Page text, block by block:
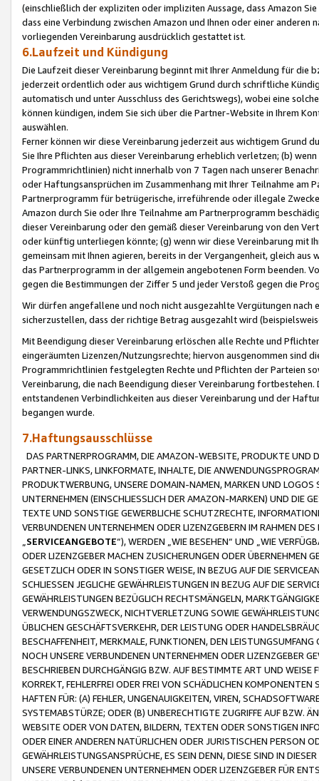
(einschließlich der expliziten oder impliziten Aussage, dass Amazon
dass eine Verbindung zwischen Amazon und Ihnen oder einer
vorliegenden Vereinbarung ausdrücklich gestattet ist.
6.Laufzeit und Kündigung
Die Laufzeit dieser Vereinbarung beginnt mit Ihrer Anmeldung für die
jederzeit ordentlich oder aus wichtigem Grund durch schriftliche
automatisch und unter Ausschluss des Gerichtswegs), wobei eine
können kündigen, indem Sie sich über die Partner-Website in Ihrem
auswählen.
Ferner können wir diese Vereinbarung jederzeit aus wichtigem Grund
Sie Ihre Pflichten aus dieser Vereinbarung erheblich verletzen; (b)
Programmrichtlinien) nicht innerhalb von 7 Tagen nach unserer
oder Haftungsansprüchen im Zusammenhang mit Ihrer Teilnahme am
Partnerprogramm für betrügerische, irreführende oder illegale
Amazon durch Sie oder Ihre Teilnahme am Partnerprogramm
dieser Vereinbarung oder den gemäß dieser Vereinbarung von den
oder künftig unterliegen könnte; (g) wenn wir diese Vereinbarung mit
gemeinsam mit Ihnen agieren, bereits in der Vergangenheit, gleich
das Partnerprogramm in der allgemein angebotenen Form beenden.
gegen die Bestimmungen der Ziffer 5 und jeder Verstoß gegen die
Wir dürfen angefallene und noch nicht ausgezahlte Vergütungen
sicherzustellen, dass der richtige Betrag ausgezahlt wird
Mit Beendigung dieser Vereinbarung erlöschen alle Rechte und
eingeräumten Lizenzen/Nutzungsrechte; hiervon ausgenommen sind
Programmrichtlinien festgelegten Rechte und Pflichten der Parteien
Vereinbarung, die nach Beendigung dieser Vereinbarung
entstandenen Verbindlichkeiten aus dieser Vereinbarung und der
begangen wurde.
7.Haftungsausschlüsse
DAS PARTNERPROGRAMM, DIE AMAZON-WEBSITE, PRODUKTE UND
PARTNER-LINKS, LINKFORMATE, INHALTE, DIE
PRODUKTWERBUNG, UNSERE DOMAIN-NAMEN, MARKEN UND
UNTERNEHMEN (EINSCHLIESSLICH DER AMAZON-MARKEN) UND DIE
TEXTE UND SONSTIGE GEWERBLICHE SCHUTZRECHTE,
VERBUNDENEN UNTERNEHMEN ODER LIZENZGEBERN IM RAHMEN
SERVICEANGEBOTE“), WERDEN „WIE BESEHEN“ UND „WIE
ODER LIZENZGEBER MACHEN ZUSICHERUNGEN ODER ÜBERNEHMEN
GESETZLICH ODER IN SONSTIGER WEISE, IN BEZUG AUF DIE
SCHLIESSEN JEGLICHE GEWÄHRLEISTUNGEN IN BEZUG AUF DIE
GEWÄHRLEISTUNGEN BEZÜGLICH RECHTSMÄNGELN,
VERWENDUNGSZWECK, NICHTVERLETZUNG SOWIE
ÜBLICHEN GESCHÄFTSVERKEHR, DER LEISTUNG ODER
BESCHAFFENHEIT, MERKMALE, FUNKTIONEN, DEN
NOCH UNSERE VERBUNDENEN UNTERNEHMEN ODER LIZENZGEBER
BESCHRIEBEN DURCHGÄNGIG BZW. AUF BESTIMMTE ART UND
KORREKT, FEHLERFREI ODER FREI VON SCHÄDLICHEN
HAFTEN FÜR: (A) FEHLER, UNGENAUIGKEITEN, VIREN,
SYSTEMABSTÜRZE; ODER (B) UNBERECHTIGTE ZUGRIFFE AUF BZW.
WEBSITE ODER VON DATEN, BILDERN, TEXTEN ODER SONSTIGEN
ODER EINER ANDEREN NATÜRLICHEN ODER JURISTISCHEN PERSON
GEWÄHRLEISTUNGSANSPRÜCHE, ES SEIN DENN, DIESE SIND IN
UNSERE VERBUNDENEN UNTERNEHMEN ODER LIZENZGEBER FÜR